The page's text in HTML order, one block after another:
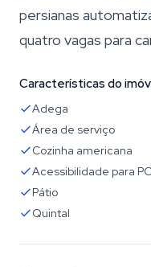
persianas
quatro vagas para
Características do
Adega
Área de serviço
Cozinha americana
Acessibilidade para
Pátio
Quintal